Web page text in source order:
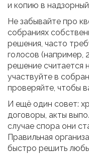
и копию в
Не забывайте про
собраниях
решения, часто
голосов (например,
решение считается
участвуйте в
проверяйте, чтобы
И ещё один совет:
договоры, акты
случае спора они
Правильная
быстро решить